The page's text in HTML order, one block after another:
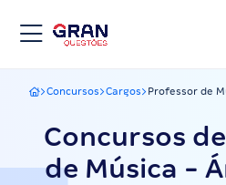
Gran Questões
Concursos Cargos Professor de
Concursos
de Música -